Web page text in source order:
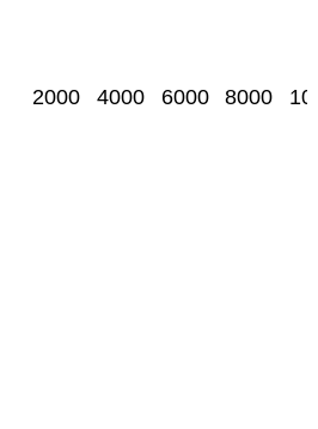
2000 4000 6000 8000